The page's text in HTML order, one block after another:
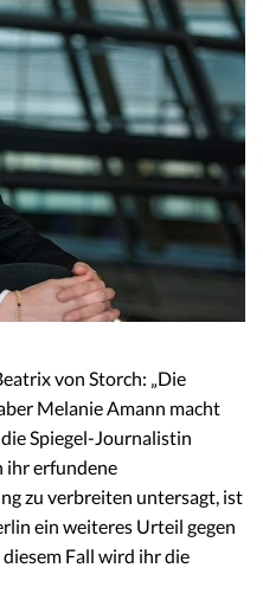
von Storch: „Die
Melanie Amann macht
Spiegel-Journalistin
ihr erfundene
zu verbreiten untersagt, ist
ein weiteres Urteil gegen
Fall wird ihr die